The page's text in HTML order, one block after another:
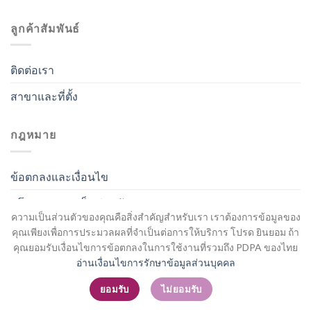
ความเป็นส่วนตัวของคุณคือสิ่งสำคัญสำหรับเรา เราต้องการข้อมูลของ
คุณเพียงเพื่อการประมวลผลที่จำเป็นต่อการให้บริการ โปรด ยินยอม ถ้า
คุณยอมรับเงื่อนไขการข้อตกลงในการใช้งานที่รวมถึง PDPA ของไทย
อ่านเงื่อนไขการรักษาข้อมูลส่วนบุคคล
ยอมรับ ไม่ยอมรับ
ลูกค้าสัมพันธ์
ติดต่อเรา
สาขาและที่ตั้ง
กฎหมาย
ข้อตกลงและเงื่อนไข
นโยบายความเป็นส่วนตัว
สมัครสมาชิก / เข้าสู่ระบบ
Copyright 2026 ©Flatsome Theme